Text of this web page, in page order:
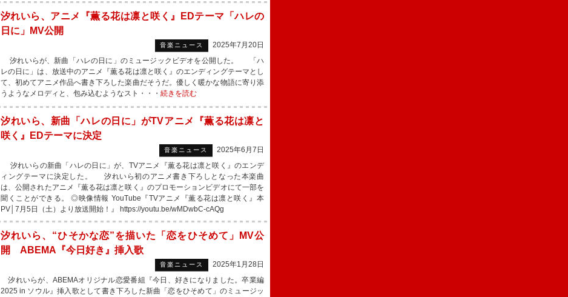
汐れいら、アニメ『薫る花は凛と咲く』EDテーマ「ハレの
日に」MV公開
音楽ニュース
2025年7月20日
汐れいらが、新曲「ハレの日に」のミュージックビデオを公開した。 「ハ
レの日に」は、放送中のアニメ『薫る花は凛と咲く』のエンディングテーマとし
て、初めてアニメ作品へ書き下ろした楽曲だそうだ。優しく暖かな物語に寄り添
うようなメロディと、包み込むようなスト・・・ 続きを読む
汐れいら、新曲「ハレの日に」がTVアニメ『薫る花は凛と
咲く』EDテーマに決定
音楽ニュース
2025年6月7日
汐れいらの新曲「ハレの日に」が、TVアニメ『薫る花は凛と咲く』のエンデ
ィングテーマに決定した。 汐れいら初のアニメ書き下ろしとなった本楽曲
は、公開されたアニメ『薫る花は凛と咲く』のプロモーションビデオにて一部を
聞くことができる。 ◎映像情報 YouTube『TVアニメ『薫る花は凛と咲く』本
PV│7月5日（土）より放送開始！』 https://youtu.be/wMDwbC-cAQg
汐れいら、“ひそかな恋”を描いた「恋をひそめて」MV公
開 ABEMA『今日好き』挿入歌
音楽ニュース
2025年1月28日
汐れいらが、ABEMAオリジナル恋愛番組『今日、好きになりました。卒業編
2025 in ソウル』挿入歌として書き下ろした新曲「恋をひそめて」のミュージッ